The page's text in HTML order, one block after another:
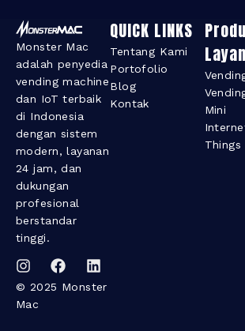
Monster Mac
adalah penyedia
vending machine
dan IoT terbaik
di Indonesia
dengan sistem
modern, layanan
24 jam, dan
dukungan
profesional
berstandar
tinggi.
© 2025 Monster
Mac
QUICK LINKS
Tentang Kami
Portofolio
Blog
Kontak
Mini
Things